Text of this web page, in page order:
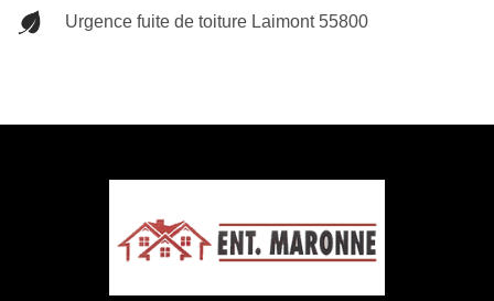
Urgence fuite de toiture Laimont 55800